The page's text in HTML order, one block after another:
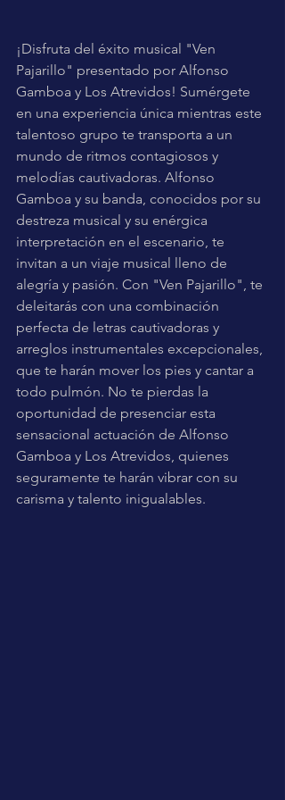
¡Disfruta del éxito musical "Ven
Pajarillo" presentado por Alfonso
Gamboa y Los Atrevidos! Sumérgete
en una experiencia única mientras este
talentoso grupo te transporta a un
mundo de ritmos contagiosos y
melodías cautivadoras. Alfonso
Gamboa y su banda, conocidos por su
destreza musical y su enérgica
interpretación en el escenario, te
invitan a un viaje musical lleno de
alegría y pasión. Con "Ven Pajarillo", te
deleitarás con una combinación
perfecta de letras cautivadoras y
arreglos instrumentales excepcionales,
que te harán mover los pies y cantar a
todo pulmón. No te pierdas la
oportunidad de presenciar esta
sensacional actuación de Alfonso
Gamboa y Los Atrevidos, quienes
seguramente te harán vibrar con su
carisma y talento inigualables.